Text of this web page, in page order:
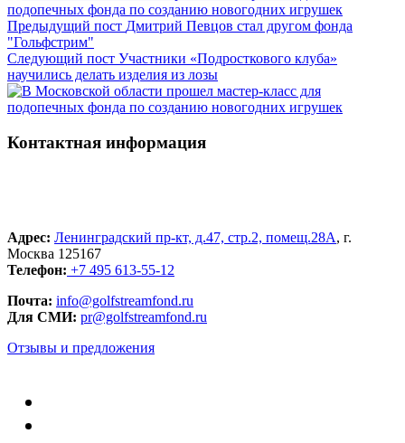
Предыдущий пост Дмитрий Певцов стал другом фонда
"Гольфстрим"
Следующий пост Участники «Подросткового клуба»
научились делать изделия из лозы
Контактная информация
Адрес: Ленинградский пр-кт, д.47, стр.2, помещ.28А, г.
Москва 125167
Телефон: +7 495 613-55-12
Почта: info@golfstreamfond.ru
Для СМИ: pr@golfstreamfond.ru
Отзывы и предложения